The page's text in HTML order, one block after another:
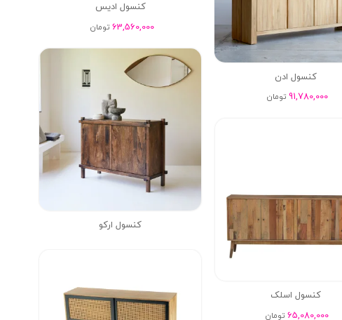
کنسول ادن
91,780,000 تومان
کنسول ادیس
63,560,000 تومان
کنسول ارکو
کنسول اسلک
65,080,000 تومان